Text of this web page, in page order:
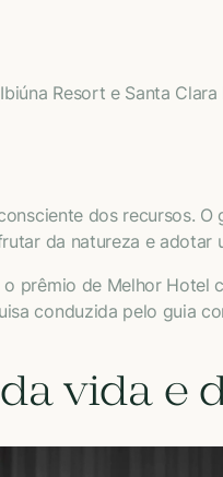
Resort e Santa
dos recursos.
da natureza e adotar
prêmio de Melhor
conduzida pelo guia
vida e